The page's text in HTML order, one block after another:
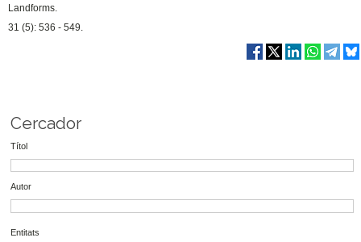
Landforms.
31 (5): 536 - 549.
Cercador
Títol
Autor
Entitats